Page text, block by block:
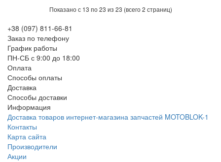
Показано с 13 по 23 из 23 (всего 2 страниц)
+38 (097) 811-66-81
Заказ по телефону
График работы
ПН-СБ с 9:00 до 18:00
Оплата
Способы оплаты
Доставка
Способы доставки
Информация
Доставка товаров интернет-магазина запчастей MOTOBLOK-1
Контакты
Карта сайта
Производители
Акции